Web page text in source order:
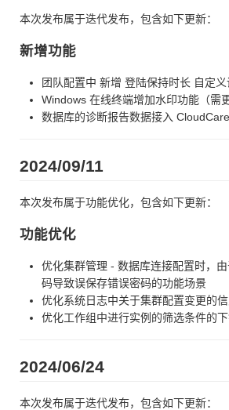
本次发布属于迭代发布，包含如下更新：
新增功能
团队配置中 新增 登陆保持时长 自定
Windows 在线终端增加水印功能（需
数据库的诊断报告数据接入
2024/09/11
本次发布属于功能优化，包含如下更新：
功能优化
优化集群管理 - 数据库连接配置时，
码导致误保存错误密码的功能场景
优化系统日志中关于集群配置变更的
优化工作组中进行实例的筛选条件的
2024/06/24
本次发布属于迭代发布，包含如下更新：